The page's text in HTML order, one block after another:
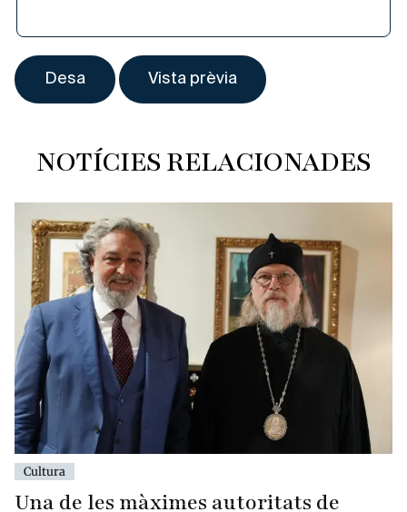
NOTÍCIES RELACIONADES
Cultura
Una de les màximes autoritats de